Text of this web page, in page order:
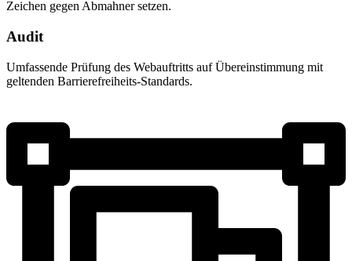
Zeichen gegen Abmahner setzen.
Audit
Umfassende Prüfung des Webauftritts auf Übereinstimmung mit
geltenden Barrierefreiheits-Standards.